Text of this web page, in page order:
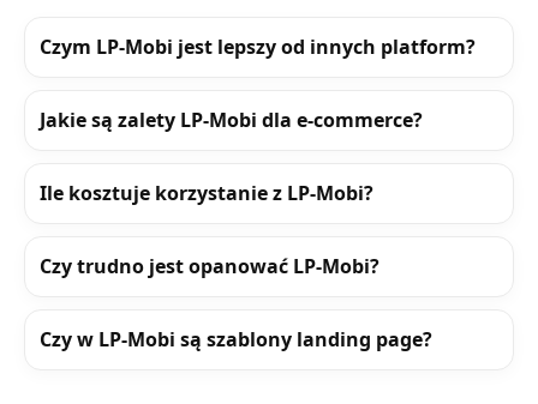
Czym LP-Mobi jest lepszy od innych platform?
Jakie są zalety LP-Mobi dla e-commerce?
Ile kosztuje korzystanie z LP-Mobi?
Czy trudno jest opanować LP-Mobi?
Czy w LP-Mobi są szablony landing page?